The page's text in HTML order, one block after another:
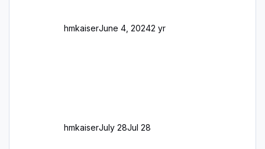
hmkaiserJune 4, 20242 yr
hmkaiserJuly 28Jul 28